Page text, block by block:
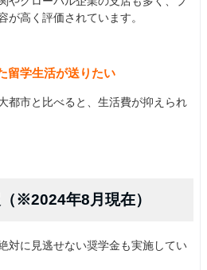
が高く評価されています。
留学生活が送りたい
都市と比べると、生活費が抑えられ
※2024年8月現在）
対に見逃せない奨学金も実施してい